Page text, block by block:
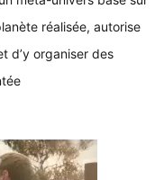
réalisée, autorise
d’y organiser des